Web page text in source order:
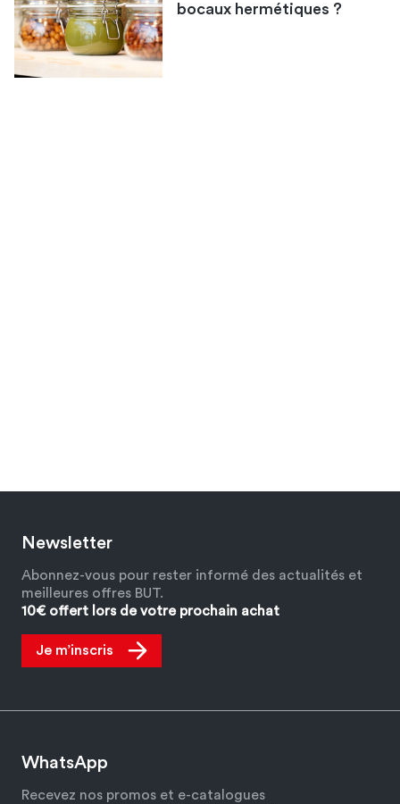
bocaux hermétiques ?
Newsletter
Abonnez-vous pour rester informé des actualités et
meilleures offres BUT.
10€ offert lors de votre prochain achat
Je m’inscris
WhatsApp
Recevez nos promos et e-catalogues